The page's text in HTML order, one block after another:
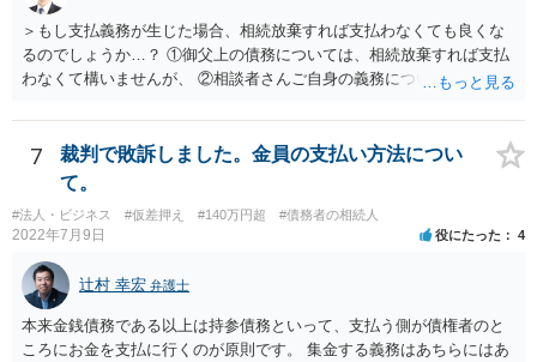
＞もし支払義務が生じた場合、相続放棄すれば支払わなくても良くな
るのでしょうか…？ ①御父上の債務については、相続放棄すれば支払
わなくて構いませんが、 ②相談者さんご自身の義務については、契約
いないので何とも言えません。 そもそも、何の義務も負わないなら、
印鑑証明まで用意して推定相続人にサインさせる意味もないような気
がします。 もし何らかの義務を相続放棄しても負う内容だと困ります
ので、契約書の文面を持って、弁護士に相談に行かれることをお勧め
します。
7
裁判で敗訴しました。金員の支払い方法につい
て。
#法人・ビジネス #仮差押え #140万円超 #債務者の相続人
2022年7月9日 役にたった 4
辻村 幸宏 弁護士
本来金銭債務である以上は持参債務といって、支払う側が債権者のと
ころにお金を支払に行くのが原則です。 集金する義務はあちらにはあ